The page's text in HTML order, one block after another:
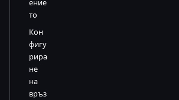
ение
то
Кон
фигу
рира
не
на
връз